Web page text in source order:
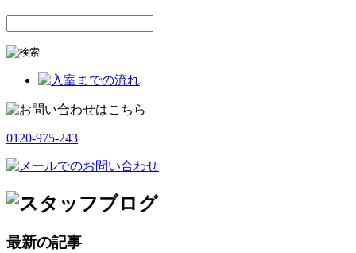
0120-975-243
最新の記事